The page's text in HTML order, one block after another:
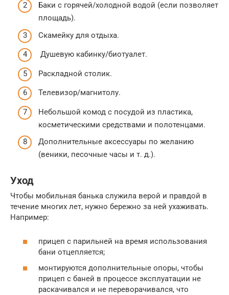
Баки с горячей/холодной водой (если позволяет
площадь).
Скамейку для отдыха.
Душевую кабинку/биотуалет.
Раскладной столик.
Телевизор/магнитолу.
Небольшой комод с посудой из пластика,
косметическими средствами и полотенцами.
Дополнительные аксессуары по желанию
(веники, песочные часы и т. д.).
Уход
Чтобы мобильная банька служила верой и правдой в
течение многих лет, нужно бережно за ней ухаживать.
Например:
прицеп с парильней на время использования
бани отцепляется;
монтируются дополнительные опоры, чтобы
прицеп с баней в процессе эксплуатации не
раскачивался и не переворачивался, что